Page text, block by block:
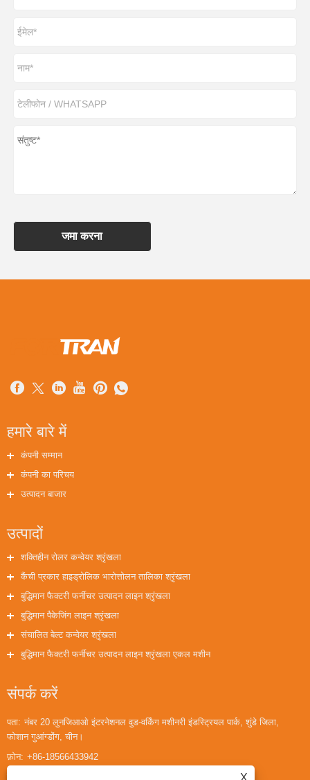
जमा करना
हमारे बारे में
कंपनी सम्मान
कंपनी का परिचय
उत्पादन बाजार
उत्पादों
शक्तिहीन रोलर कन्वेयर श्रृंखला
कैंची प्रकार हाइड्रोलिक भारोत्तोलन तालिका श्रृंखला
बुद्धिमान फैक्टरी फर्नीचर उत्पादन लाइन श्रृंखला
बुद्धिमान पैकेजिंग लाइन श्रृंखला
संचालित बेल्ट कन्वेयर श्रृंखला
बुद्धिमान फैक्टरी फर्नीचर उत्पादन लाइन श्रृंखला एकल मशीन
संपर्क करें
पता: नंबर 20 लुनजिआओ इंटरनेशनल वुड-वर्किंग मशीनरी इंडस्ट्रियल पार्क, शुंडे जिला,
फोशान गुआंग्डोंग, चीन।
फ़ोन: +86-18566433942
X